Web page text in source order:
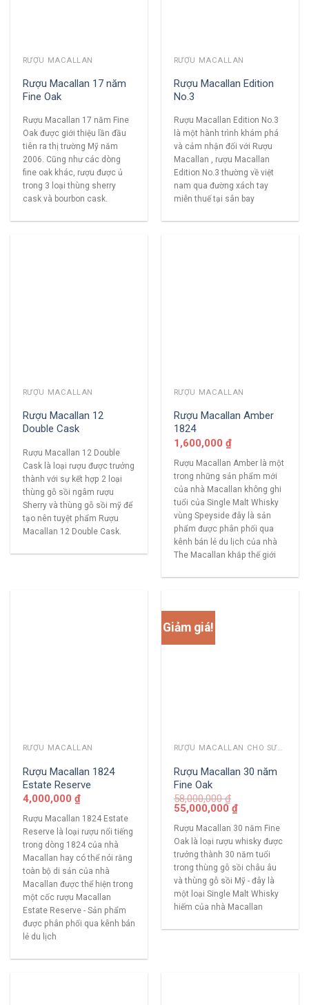
RƯỢU MACALLAN
Rượu Macallan 17 năm
Fine Oak
Rượu Macallan 17 năm Fine
Oak được giới thiệu lần đầu
tiên ra thị trường Mỹ năm
2006. Cũng như các dòng
fine oak khác, rượu được ủ
trong 3 loại thùng sherry
cask và bourbon cask.
RƯỢU MACALLAN
Rượu Macallan Edition
No.3
Rượu Macallan Edition No.3
là một hành trình khám phá
và cảm nhận đối với Rượu
Macallan , rượu Macallan
Edition No.3 thường về việt
nam qua đường xách tay
miễn thuế tại sân bay
RƯỢU MACALLAN
Rượu Macallan 12
Double Cask
Rượu Macallan 12 Double
Cask là loại rượu được trưởng
thành với sự kết hợp 2 loại
thùng gỗ sồi ngâm rượu
Sherry và thùng gỗ sồi mỹ để
tạo nên tuyệt phẩm Rượu
Macallan 12 Double Cask.
RƯỢU MACALLAN
Rượu Macallan Amber
1824
1,600,000 ₫
Rượu Macallan Amber là một
trong những sản phẩm mới
của nhà Macallan không ghi
tuổi của Single Malt Whisky
vùng Speyside đây là sản
phẩm được phân phối qua
kênh bán lẻ du lịch của nhà
The Macallan khắp thế giới
RƯỢU MACALLAN
Rượu Macallan 1824
Estate Reserve
4,000,000 ₫
Rượu Macallan 1824 Estate
Reserve là loại rượu nổi tiếng
trong dòng 1824 của nhà
Macallan hay có thể nói rằng
toàn bộ di sản của nhà
Macallan được thể hiện trong
một cốc rượu Macallan
Estate Reserve - Sản phẩm
được phân phối qua kênh bán
lẻ du lịch
Giảm giá!
RƯỢU MACALLAN CHO SƯU TẦM
Rượu Macallan 30 năm
Fine Oak
58,000,000₫
55,000,000₫
Rượu Macallan 30 năm Fine
Oak là loại rượu whisky được
trưởng thành 30 năm tuổi
trong thùng gỗ sồi châu âu
và thùng gỗ sồi Mỹ - đây là
một loại Single Malt Whisky
hiếm của nhà Macallan